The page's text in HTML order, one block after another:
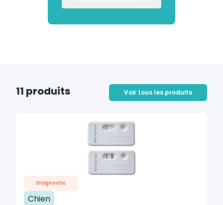
11 produits Voir tous les produits
Diagnostic
Chien